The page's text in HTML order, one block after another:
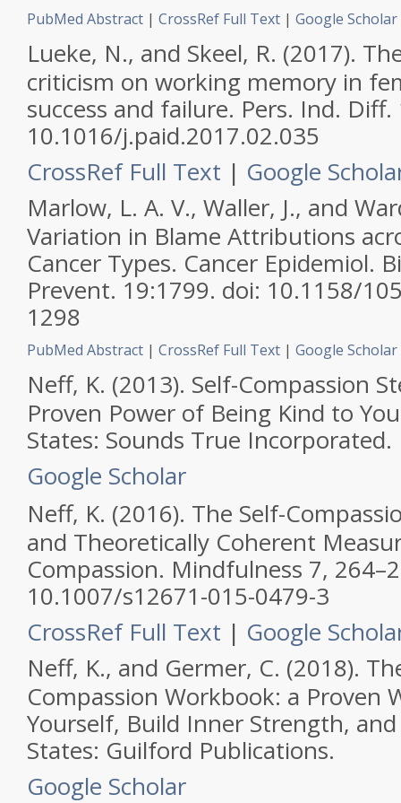
PubMed Abstract | CrossRef Full Text | Google Scholar
Lueke, N., and Skeel, R. (2017).
criticism on working memory in
success and failure. Pers. Ind. Diff.
10.1016/j.paid.2017.02.035
CrossRef Full Text | Google
Marlow, L. A. V., Waller, J., and
Variation in Blame Attributions
Cancer Types. Cancer Epidemiol.
Prevent. 19:1799. doi: 10.1158/
1298
PubMed Abstract | CrossRef Full Text | Google Scholar
Neff, K. (2013). Self-Compassion
Proven Power of Being Kind to
States: Sounds True Incorporated.
Google Scholar
Neff, K. (2016). The Self-
and Theoretically Coherent
Compassion. Mindfulness 7,
10.1007/s12671-015-0479-3
CrossRef Full Text | Google
Neff, K., and Germer, C. (2018).
Compassion Workbook: a Proven
Yourself, Build Inner Strength,
States: Guilford Publications.
Google Scholar